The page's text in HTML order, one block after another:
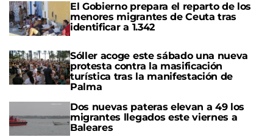
El Gobierno prepara el reparto de los
menores migrantes de Ceuta tras
identificar a 1.342
Sóller acoge este sábado una nueva
protesta contra la masificación
turística tras la manifestación de
Palma
Dos nuevas pateras elevan a 49 los
migrantes llegados este viernes a
Baleares